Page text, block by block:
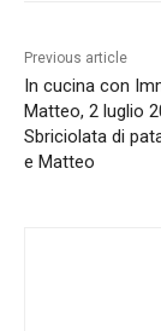
Previous article
In cucina con
Matteo, 2 luglio
Sbriciolata di
e Matteo